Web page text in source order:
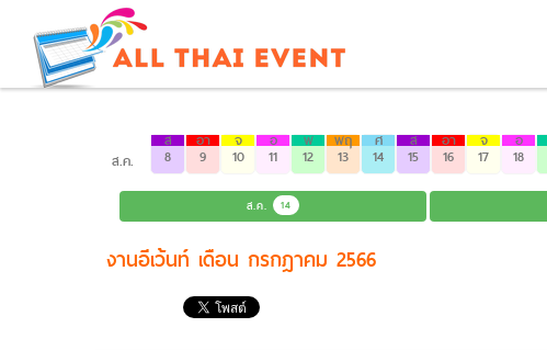
ส.ค.
ส
8
อา
9
จ
10
อ
11
พ
12
พฤ
13
ศ
14
ส
15
อา
16
จ
17
อ
18
ส.ค. 14
งานอีเว้นท์ เดือน กรกฎาคม 2566